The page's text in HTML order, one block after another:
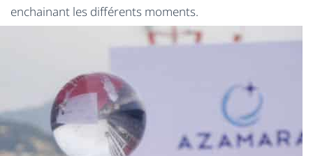
enchainant les différents moments.